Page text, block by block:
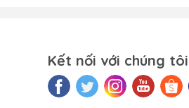
Kết nối với chúng tôi